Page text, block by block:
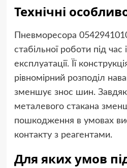
Технічні
Пневморесора
стабільної роботи під час
експлуатації. Її
рівномірний розподіл
зменшує знос шин.
металевого стакана
пошкодження в умовах
контакту з реагентами.
Для яких умов